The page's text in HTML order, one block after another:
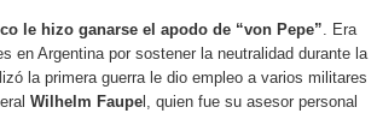
le hizo ganarse el apodo de “von Pepe” . Era
en Argentina por sostener la neutralidad durante la
la primera guerra le dio empleo a varios militares
Wilhelm Faupel, quien fue su asesor personal